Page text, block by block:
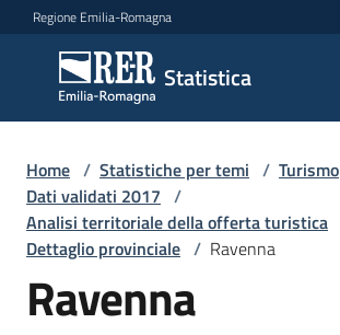
Vai al contenuto
Vai alla navigazione
Vai al footer
Regione Emilia-Romagna
Statistica
Statistica
Novità
Dati
Home / Statistiche per temi / Turismo
Dati validati 2017 /
Analisi territoriale della offerta turistica
Dettaglio provinciale / Ravenna
Ravenna